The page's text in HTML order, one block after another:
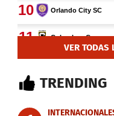
VER TODAS
TRENDING